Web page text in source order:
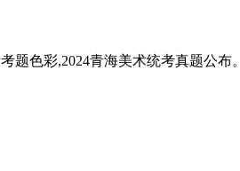
题色彩,2024青海美术统考真题公布。